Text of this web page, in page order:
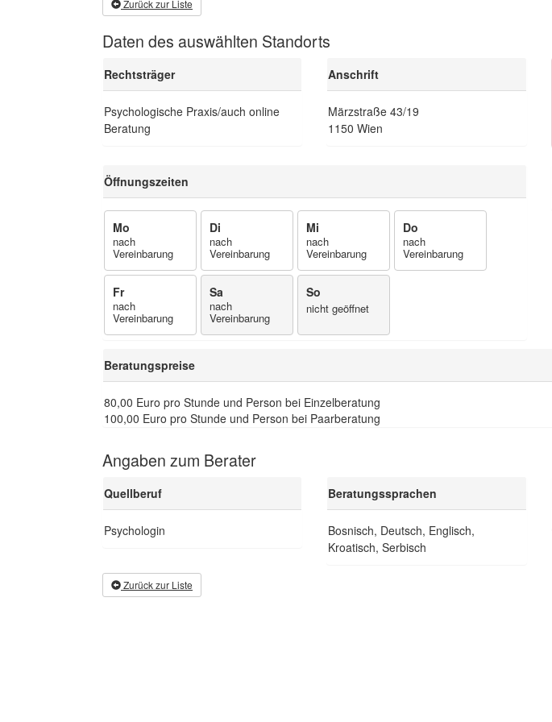
Zurück zur Liste
Daten des auswählten Standorts
Rechtsträger
Psychologische Praxis/auch online
Beratung
Anschrift
Märzstraße 43/19
1150 Wien
Öffnungszeiten
Mo
nach
Vereinbarung
Di
nach
Vereinbarung
Mi
nach
Vereinbarung
Do
nach
Vereinbarung
Fr
nach
Vereinbarung
Sa
nach
Vereinbarung
So
nicht geöffnet
Beratungspreise
80,00 Euro pro Stunde und Person bei Einzelberatung
100,00 Euro pro Stunde und Person bei Paarberatung
Angaben zum Berater
Quellberuf
Psychologin
Beratungssprachen
Bosnisch, Deutsch, Englisch,
Kroatisch, Serbisch
Zurück zur Liste